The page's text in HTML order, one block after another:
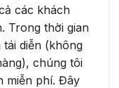
các khách
Trong thời gian
diễn (không
chúng tôi
miễn phí. Đây